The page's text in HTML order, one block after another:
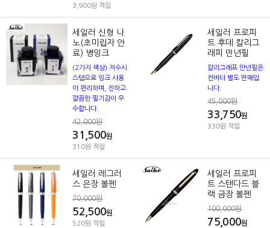
3,900원 적립
세일러 신형 나
노(초미립자 안
료) 병잉크
(2가지 색상) 저수시
스템으로 잉크 사용
이 편리하며, 진하고
깔끔한 필기감이 우
수합니다.
42,000원
31,500원
310원 적립
세일러 프로피
트 후데 칼리그
래피 만년필
칼리그래프 만년필은
컨버터 별도 판매입
니다.
45,000원
33,750원
330원 적립
세일러 레그러
스 은장 볼펜
70,000원
52,500원
520원 적립
세일러 프로피
트 스탠다드 블
랙 금장 볼펜
100,000원
75,000원